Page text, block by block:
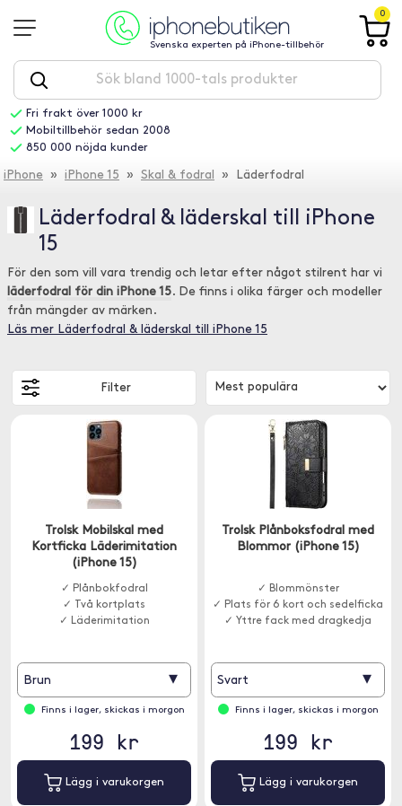
Svenska experten på iPhone-tillbehör
0
Fri frakt över 1000 kr
Mobiltillbehör sedan 2008
850 000 nöjda kunder
iPhone » iPhone 15 » Skal & fodral » Läderfodral
Läderfodral & läderskal till iPhone
15
För den som vill vara trendig och letar efter något stilrent har vi
läderfodral för din iPhone 15. De finns i olika färger och modeller
från mängder av märken.
Läs mer Läderfodral & läderskal till iPhone 15
Filter
Trolsk Mobilskal med
Kortficka Läderimitation
(iPhone 15)
✓ Plånbokfodral
✓ Två kortplats
✓ Läderimitation
Brun ▾
Finns i lager, skickas i morgon
199 kr
Lägg i varukorgen
Trolsk Plånboksfodral med
Blommor (iPhone 15)
✓ Blommönster
✓ Plats för 6 kort och sedelficka
✓ Yttre fack med dragkedja
Svart ▾
Finns i lager, skickas i morgon
199 kr
Lägg i varukorgen